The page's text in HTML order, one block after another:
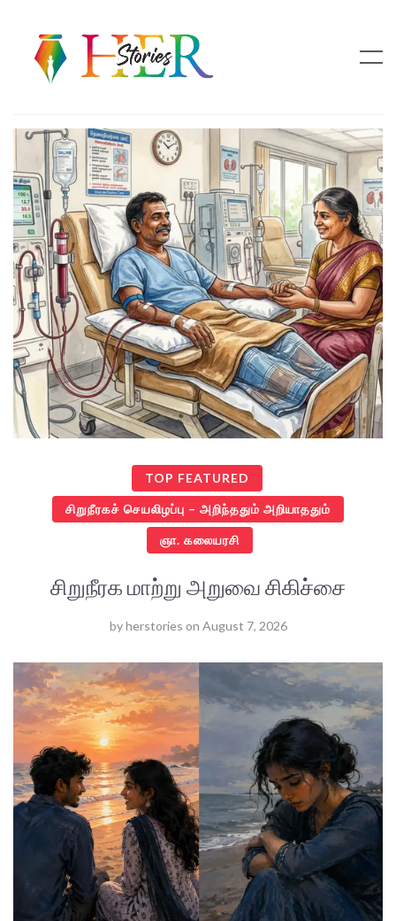
TOP FEATURED
சிறுநீரகச் செயலிழப்பு – அறிந்ததும் அறியாததும்
ஞா. கலையரசி
சிறுநீரக மாற்று அறுவை சிகிச்சை
byherstories on August 7, 2026